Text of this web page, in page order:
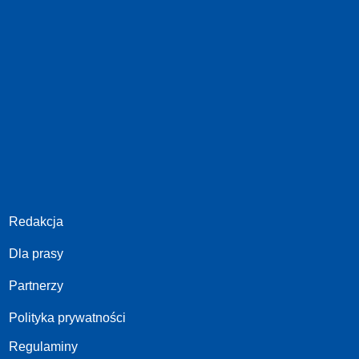
Redakcja
Dla prasy
Partnerzy
Polityka prywatności
Regulaminy